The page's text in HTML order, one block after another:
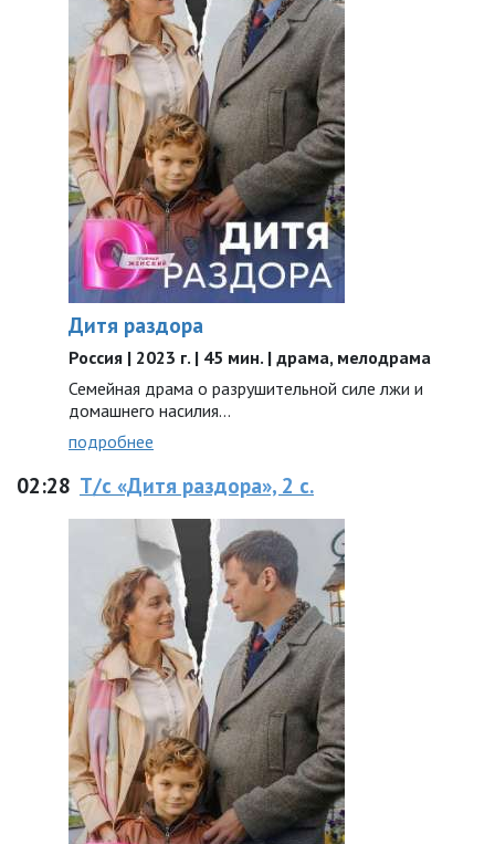
Дитя раздора
Россия | 2023 г. | 45 мин. | драма, мелодрама
Семейная драма о разрушительной силе лжи и
домашнего насилия…
подробнее
02:28 Т/с «Дитя раздора», 2 с.